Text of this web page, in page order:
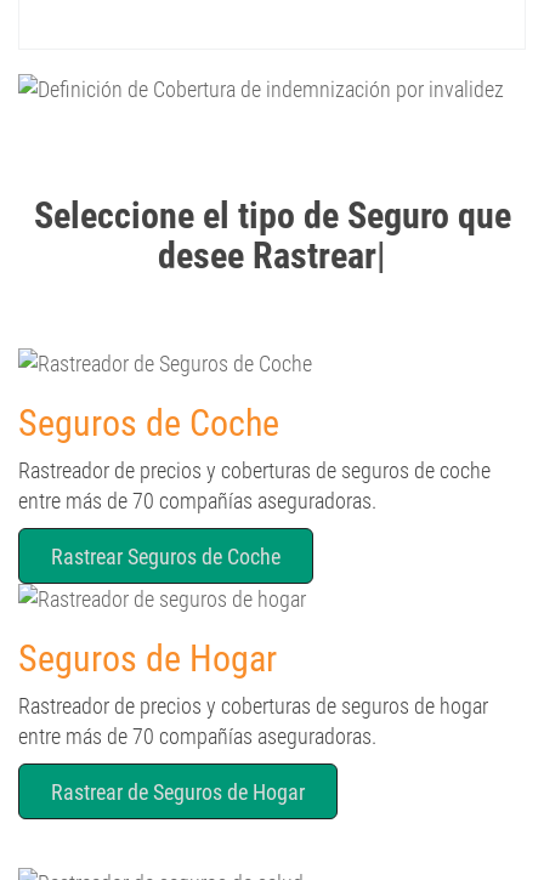
Seleccione el tipo de Seguro que
desee Rastrear|
Seguros de Coche
Rastreador de precios y coberturas de seguros de coche
entre más de 70 compañías aseguradoras.
Rastrear Seguros de Coche
Seguros de Hogar
Rastreador de precios y coberturas de seguros de hogar
entre más de 70 compañías aseguradoras.
Rastrear de Seguros de Hogar